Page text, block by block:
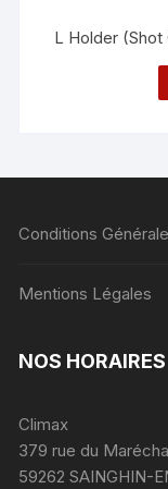
L Holder
Conditions
Mentions Légales
NOS HORAIRES
Climax
379 rue du
59262 SAINGHIN-